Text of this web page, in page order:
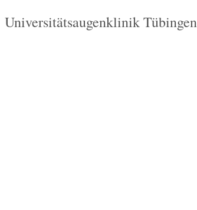
Universitätsaugenklinik